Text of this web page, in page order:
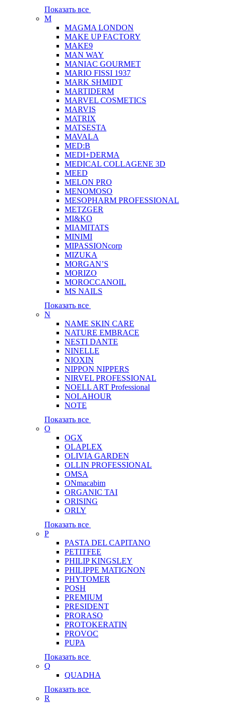
Показать все
M
MAGMA LONDON
MAKE UP FACTORY
MAKE9
MAN WAY
MANIAC GOURMET
MARIO FISSI 1937
MARK SHMIDT
MARTIDERM
MARVEL COSMETICS
MARVIS
MATRIX
MATSESTA
MAVALA
MED:B
MEDI+DERMA
MEDICAL COLLAGENE 3D
MEED
MELON PRO
MENOMOSO
MESOPHARM PROFESSIONAL
METZGER
MI&KO
MIAMITATS
MINIMI
MIPASSIONcorp
MIZUKA
MORGAN’S
MORIZO
MOROCCANOIL
MS NAILS
Показать все
N
NAME SKIN CARE
NATURE EMBRACE
NESTI DANTE
NINELLE
NIOXIN
NIPPON NIPPERS
NIRVEL PROFESSIONAL
NOELL ART Professional
NOLAHOUR
NOTE
Показать все
O
OGX
OLAPLEX
OLIVIA GARDEN
OLLIN PROFESSIONAL
OMSA
ONmacabim
ORGANIC TAI
ORISING
ORLY
Показать все
P
PASTA DEL CAPITANO
PETITFEE
PHILIP KINGSLEY
PHILIPPE MATIGNON
PHYTOMER
POSH
PREMIUM
PRESIDENT
PRORASO
PROTOKERATIN
PROVOC
PUPA
Показать все
Q
QUADHA
Показать все
R